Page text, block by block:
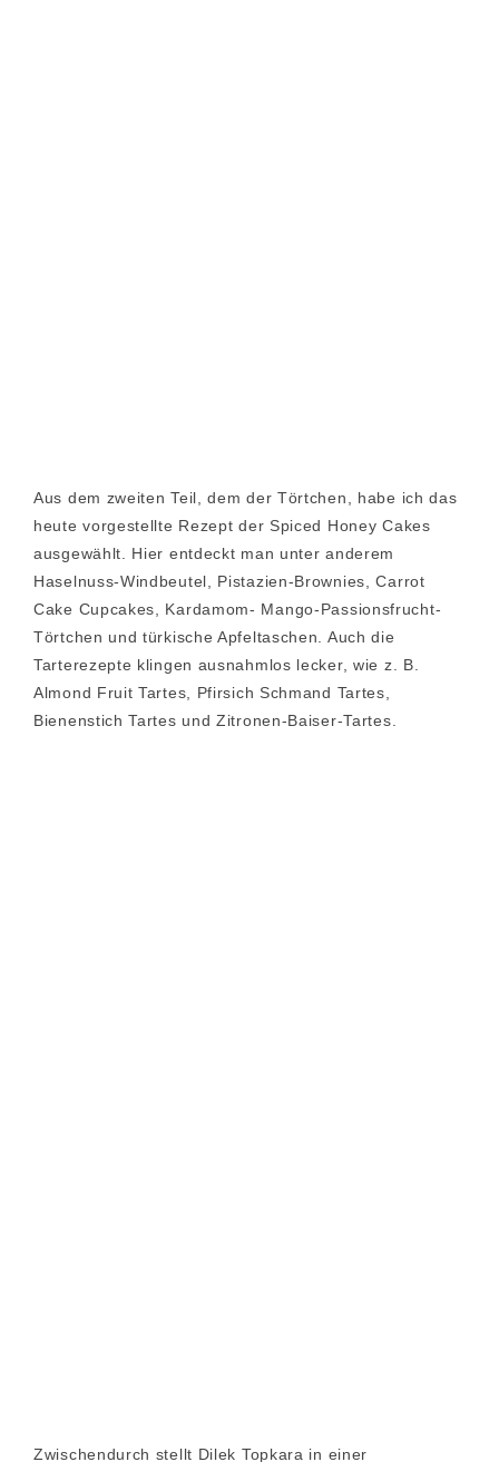
Aus dem zweiten Teil, dem der Törtchen, habe ich das
heute vorgestellte Rezept der Spiced Honey Cakes
ausgewählt. Hier entdeckt man unter anderem
Haselnuss-Windbeutel, Pistazien-Brownies, Carrot
Cake Cupcakes, Kardamom- Mango-Passionsfrucht-
Törtchen und türkische Apfeltaschen. Auch die
Tarterezepte klingen ausnahmlos lecker, wie z. B.
Almond Fruit Tartes, Pfirsich Schmand Tartes,
Bienenstich Tartes und Zitronen-Baiser-Tartes.
Zwischendurch stellt Dilek Topkara in einer